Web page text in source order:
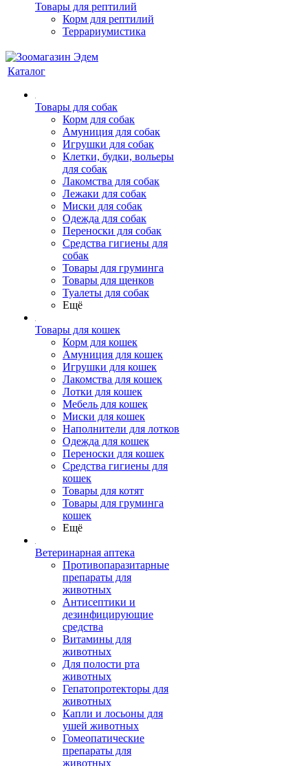
Товары для рептилий
Корм для рептилий
Террариумистика
Каталог
Товары для собак
Корм для собак
Амуниция для собак
Игрушки для собак
Клетки, будки, вольеры
для собак
Лакомства для собак
Лежаки для собак
Миски для собак
Одежда для собак
Переноски для собак
Средства гигиены для
собак
Товары для груминга
Товары для щенков
Туалеты для собак
Ещё
Товары для кошек
Корм для кошек
Амуниция для кошек
Игрушки для кошек
Лакомства для кошек
Лотки для кошек
Мебель для кошек
Миски для кошек
Наполнители для лотков
Одежда для кошек
Переноски для кошек
Средства гигиены для
кошек
Товары для котят
Товары для груминга
кошек
Ещё
Ветеринарная аптека
Противопаразитарные
препараты для
животных
Антисептики и
дезинфицирующие
средства
Витамины для
животных
Для полости рта
животных
Гепатопротекторы для
животных
Капли и лосьоны для
ушей животных
Гомеопатические
препараты для
животных